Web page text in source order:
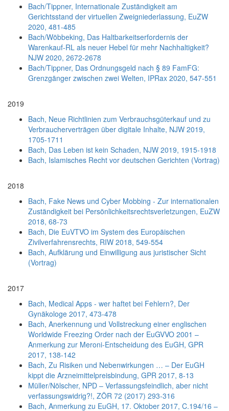
Bach/Tippner, Internationale Zuständigkeit am
Gerichtsstand der virtuellen Zweigniederlassung, EuZW
2020, 481-485
Bach/Wöbbeking, Das Haltbarkeitserfordernis der
Warenkauf-RL als neuer Hebel für mehr Nachhaltigkeit?
NJW 2020, 2672-2678
Bach/Tippner, Das Ordnungsgeld nach § 89 FamFG:
Grenzgänger zwischen zwei Welten, IPRax 2020, 547-551
2019
Bach, Neue Richtlinien zum Verbrauchsgüterkauf und zu
Verbraucherverträgen über digitale Inhalte, NJW 2019,
1705-1711
Bach, Das Leben ist kein Schaden, NJW 2019, 1915-1918
Bach, Islamisches Recht vor deutschen Gerichten (Vortrag)
2018
Bach, Fake News und Cyber Mobbing - Zur internationalen
Zuständigkeit bei Persönlichkeitsrechtsverletzungen, EuZW
2018, 68-73
Bach, Die EuVTVO im System des Europäischen
Zivilverfahrensrechts, RIW 2018, 549-554
Bach, Aufklärung und Einwilligung aus juristischer Sicht
(Vortrag)
2017
Bach, Medical Apps - wer haftet bei Fehlern?, Der
Gynäkologe 2017, 473-478
Bach, Anerkennung und Vollstreckung einer englischen
Worldwide Freezing Order nach der EuGVVO 2001 –
Anmerkung zur Meroni-Entscheidung des EuGH, GPR
2017, 138-142
Bach, Zu Risiken und Nebenwirkungen … – Der EuGH
kippt die Arzneimittelpreisbindung, GPR 2017, 8-13
Müller/Nölscher, NPD – Verfassungsfeindlich, aber nicht
verfassungswidrig?!, ZÖR 72 (2017) 293-316
Bach, Anmerkung zu EuGH, 17. Oktober 2017, C.194/16 –